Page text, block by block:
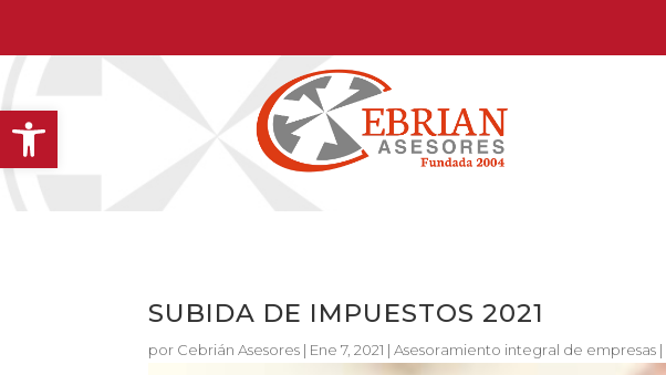
Abrir barra de herramientas
SUBIDA DE IMPUESTOS 2021
por Cebrián Asesores | Ene 7, 2021 |Asesoramiento integral de empresas |